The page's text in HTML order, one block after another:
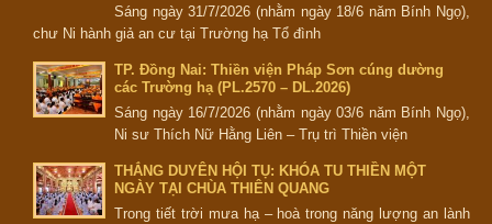
Sáng ngày 31/7/2026 (nhằm ngày 18/6 năm Bính Ngọ),
chư Ni hành giả an cư tại Trường hạ Tổ đình
TP. Đồng Nai: Thiền viện Pháp Sơn cúng dường
các Trường hạ (PL.2570 – DL.2026)
Sáng ngày 16/7/2026 (nhằm ngày 03/6 năm Bính Ngọ),
Ni sư Thích Nữ Hằng Liên – Trụ trì Thiền viện
THẮNG DUYÊN HỘI TỤ: KHÓA TU THIỀN MỘT
NGÀY TẠI CHÙA THIÊN QUANG
Trong tiết trời mưa hạ – hoà trong năng lượng an lành